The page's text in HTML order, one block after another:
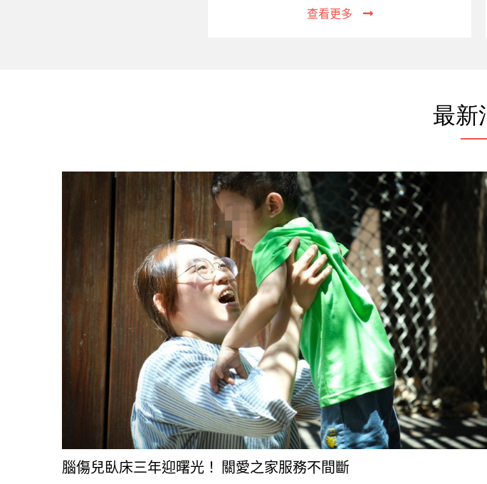
需親力親為照顧，確實減輕許多身心負擔，也
發佝僂。她總會待上一整個下午，跟大方叨叨
絮絮說著話，陽光灑落，這便是屏東中心的日
愛滋感染者因為疾病及服用藥物、病情曝光及
社會污名標籤等原因，無法求助於原先的支援
網路而成為社會的邊緣者。…
查看更多
最新
腦傷兒臥床三年迎曙光！ 關愛之家服務不間斷